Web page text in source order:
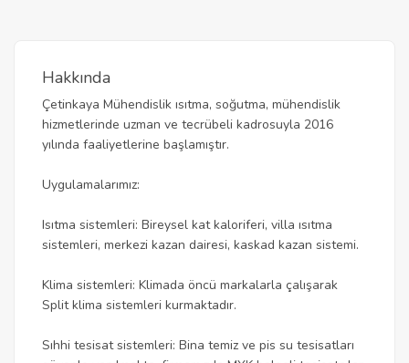
Hakkında
Çetinkaya Mühendislik ısıtma, soğutma, mühendislik
hizmetlerinde uzman ve tecrübeli kadrosuyla 2016
yılında faaliyetlerine başlamıştır.
Uygulamalarımız:
Isıtma sistemleri: Bireysel kat kaloriferi, villa ısıtma
sistemleri, merkezi kazan dairesi, kaskad kazan sistemi.
Klima sistemleri: Klimada öncü markalarla çalışarak
Split klima sistemleri kurmaktadır.
Sıhhi tesisat sistemleri: Bina temiz ve pis su tesisatları